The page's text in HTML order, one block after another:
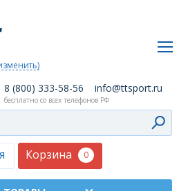
Корзина 0
8 (800) 333-58-56 info@ttsport.ru
бесплатно со всех телефонов РФ